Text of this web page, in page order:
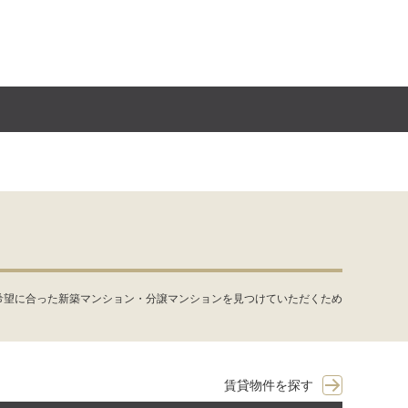
に合った新築マンション・分譲マンションを見つけていただくため
賃貸物件を探す